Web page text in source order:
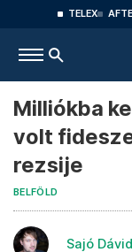
TELEX
Milliókba
volt
rezsije
BELFÖLD
Sajó Dávid